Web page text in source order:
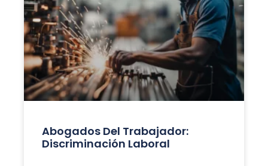
Abogados Del Trabajador:
Discriminación Laboral